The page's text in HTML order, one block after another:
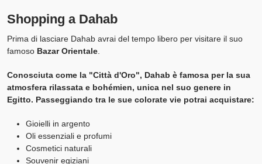
Shopping a Dahab
Prima di lasciare Dahab avrai del tempo libero per visitare il suo
famoso Bazar Orientale
Conosciuta come la "Città d'Oro", Dahab è famosa per la sua
atmosfera rilassata e bohémien, unica nel suo genere in
Egitto. Passeggiando tra le sue colorate vie potrai acquistare:
Gioielli in argento
Oli essenziali e profumi
Cosmetici naturali
Souvenir egiziani